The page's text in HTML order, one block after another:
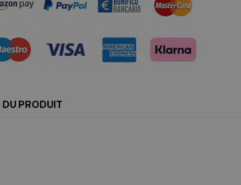
(à modifier dans le module "Réassurance")
DU PRODUIT